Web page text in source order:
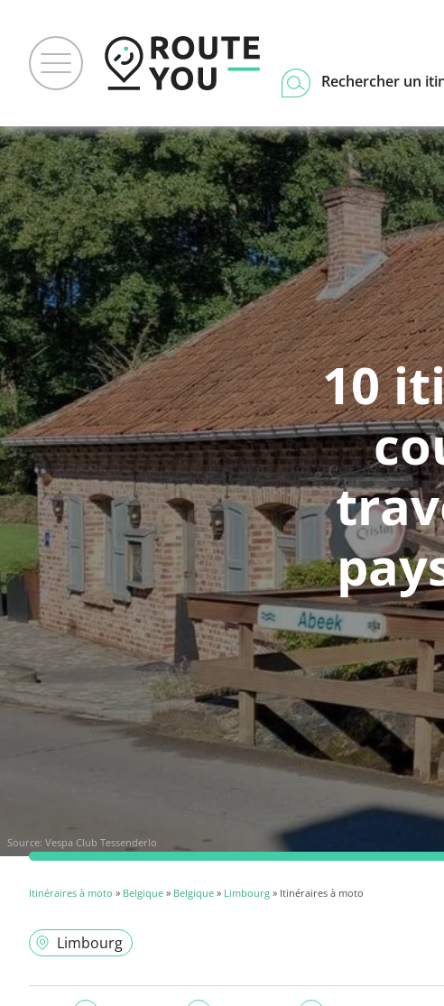
Rechercher un
10
Source: Vespa Club Tessenderlo
Itinéraires à moto » Belgique » Belgique » Limbourg » Itinéraires à moto
Limbourg